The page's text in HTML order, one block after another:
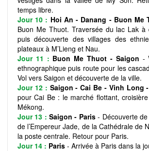
temps libre.
Jour 10 : Hoi An - Danang - Buon Me
Buon Me Thuot. Traversée du lac Lak à
puis découverte des villages des
plateaux à M’Lieng et Nau.
Jour 11 : Buon Me Thuot - Saigon -
ethnographique puis route pour les
Vol vers Saigon et découverte de la ville.
Jour 12 : Saigon - Cai Be - Vinh Long
pour Cai Be : le marché flottant,
Mékong.
Jour 13 :Saigon - Paris- Découverte
de l’Empereur Jade, de la Cathédrale de
la poste centrale. Retour pour Paris.
Jour 14 : Paris - Arrivée à Paris dans la